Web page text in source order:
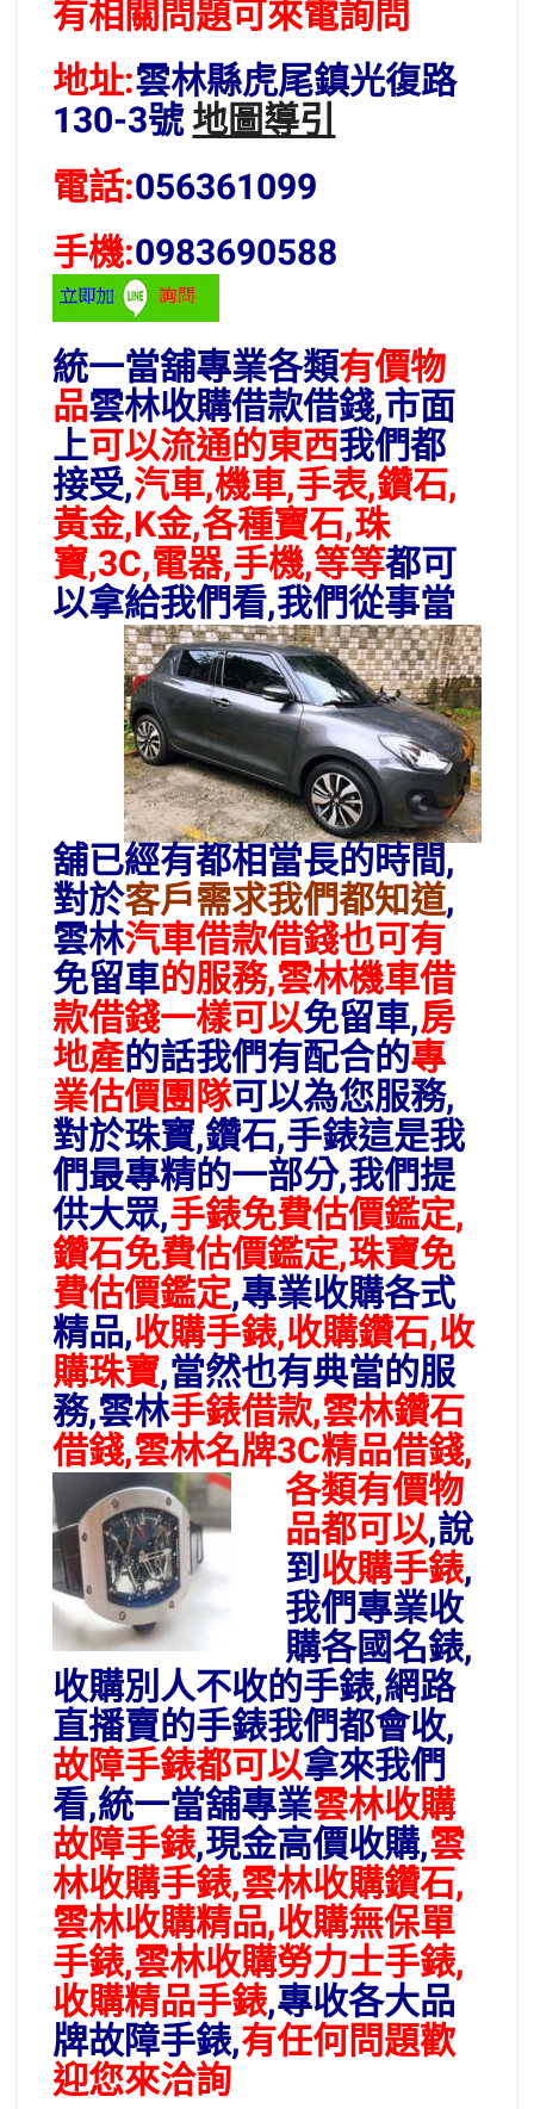
有相關問題可來電詢問
地址:雲林縣虎尾鎮光復路
130-3號地圖導引
電話:056361099
手機:0983690588
統一當舖專業各類有價物
品雲林收購借款借錢,市面
上可以流通的東西我們都
接受,汽車,機車,手表,鑽石,
黃金,K金,各種寶石,珠
寶,3C,電器,手機,等等都可
以拿給我們看,我們從事當
舖已經有都相當長的時間,
對於客戶需求我們都知道,
雲林汽車借款借錢也可有
免留車的服務,雲林機車借
款借錢一樣可以免留車,房
地產的話我們有配合的專
業估價團隊可以為您服務,
對於珠寶,鑽石,手錶這是我
們最專精的一部分,我們提
供大眾,手錶免費估價鑑定,
鑽石免費估價鑑定,珠寶免
費估價鑑定,專業收購各式
精品,收購手錶,收購鑽石,收
購珠寶,當然也有典當的服
務,雲林手錶借款,雲林鑽石
借錢,雲林名牌3C精品借錢,
各類有價物
品都可以,說
到收購手錶,
我們專業收
購各國名錶,
收購別人不收的手錶,網路
直播賣的手錶我們都會收,
故障手錶都可以拿來我們
看,統一當舖專業雲林收購
故障手錶,現金高價收購,雲
林收購手錶,雲林收購鑽石,
雲林收購精品,收購無保單
手錶,雲林收購勞力士手錶,
收購精品手錶,專收各大品
牌故障手錶,有任何問題歡
迎您來洽詢